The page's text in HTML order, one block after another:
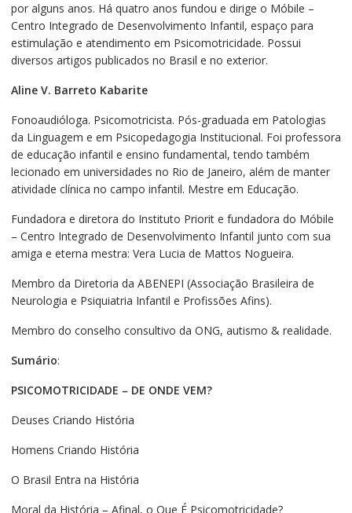
por alguns anos. Há quatro anos fundou e dirige o Móbile –
Centro Integrado de Desenvolvimento Infantil, espaço para
estimulação e atendimento em Psicomotricidade. Possui
diversos artigos publicados no Brasil e no exterior.
Aline V. Barreto Kabarite
Fonoaudióloga. Psicomotricista. Pós-graduada em Patologias
da Linguagem e em Psicopedagogia Institucional. Foi professora
de educação infantil e ensino fundamental, tendo também
lecionado em universidades no Rio de Janeiro, além de manter
atividade clínica no campo infantil. Mestre em Educação.
Fundadora e diretora do Instituto Priorit e fundadora do Móbile
– Centro Integrado de Desenvolvimento Infantil junto com sua
amiga e eterna mestra: Vera Lucia de Mattos Nogueira.
Membro da Diretoria da ABENEPI (Associação Brasileira de
Neurologia e Psiquiatria Infantil e Profissões Afins).
Membro do conselho consultivo da ONG, autismo & realidade.
Sumário:
PSICOMOTRICIDADE – DE ONDE VEM?
Deuses Criando História
Homens Criando História
O Brasil Entra na História
Moral da História – Afinal, o Que É Psicomotricidade?